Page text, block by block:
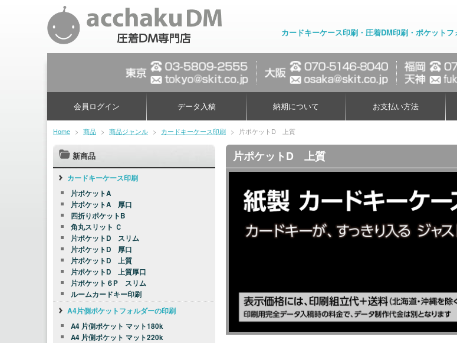
カードキーケース印刷・圧着DM印刷・ポケット
会員ログイン データ入稿 納期について お支払い方法
Home > 商品 > 商品ジャンル > カードキーケース印刷 > 片ポケットD 上質
片ポケットD 上質
新商品
カードキーケース印刷
片ポケットA
片ポケットA 厚口
四折りポケットB
角丸スリット Ｃ
片ポケットD スリム
片ポケットD 厚口
片ポケットD 上質
片ポケットD 上質厚口
片ポケット６P スリム
ルームカードキー印刷
A4片側ポケットフォルダーの印刷
A4 片側ポケット マット180k
A4 片側ポケット マット220k